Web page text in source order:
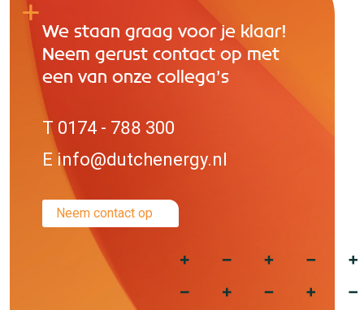
We staan graag voor je klaar!
Neem gerust contact op met
een van onze collega’s
T 0174 - 788 300
E info@dutchenergy.nl
Neem contact op